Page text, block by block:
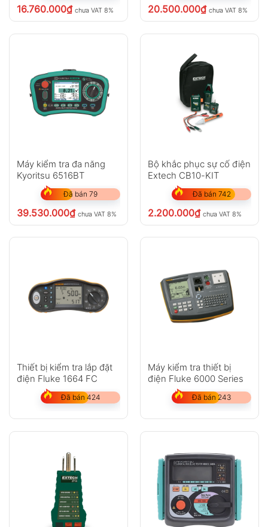
16.760.000₫ chưa VAT 8% 20.500.000₫ chưa VAT 8%
Máy kiểm tra đa năng
Kyoritsu 6516BT
Đã bán 79
39.530.000₫ chưa VAT 8%
Bộ khắc phục sự cố điện
Extech CB10-KIT
Đã bán 742
2.200.000₫ chưa VAT 8%
Thiết bị kiểm tra lắp đặt
điện Fluke 1664 FC
Đã bán 424
Máy kiểm tra thiết bị
điện Fluke 6000 Series
Đã bán 243